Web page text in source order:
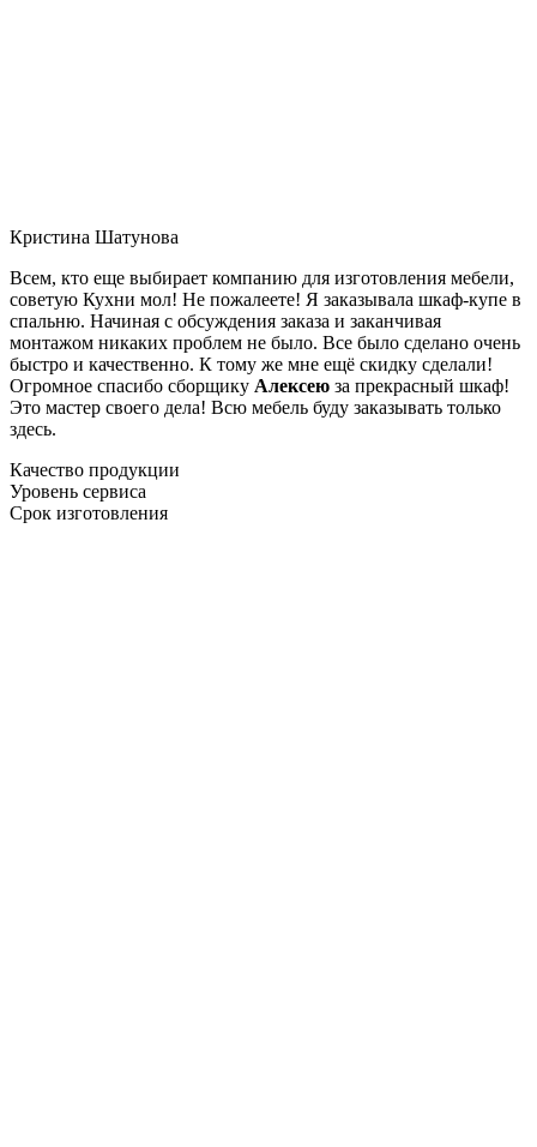
Кристина Шатунова
Всем, кто еще выбирает компанию для изготовления мебели,
советую Кухни мол! Не пожалеете! Я заказывала шкаф-купе в
спальню. Начиная с обсуждения заказа и заканчивая
монтажом никаких проблем не было. Все было сделано очень
быстро и качественно. К тому же мне ещё скидку сделали!
Огромное спасибо сборщику Алексею за прекрасный шкаф!
Это мастер своего дела! Всю мебель буду заказывать только
здесь.
Качество продукции
Уровень сервиса
Срок изготовления